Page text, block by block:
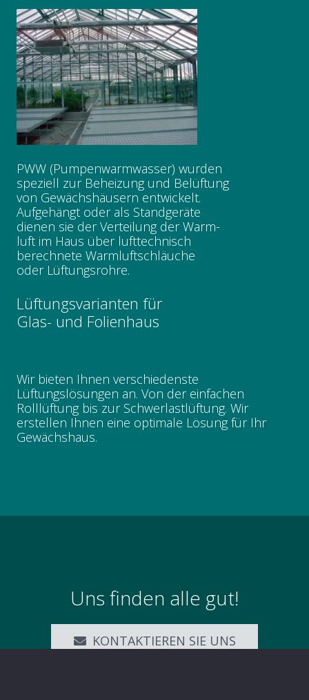
PWW (Pumpenwarmwasser) wurden
speziell zur Beheizung und Belüftung
von Gewächshäusern entwickelt.
Aufgehängt oder als Standgeräte
dienen sie der Verteilung der Warm-
luft im Haus über lufttechnisch
berechnete Warmluftschläuche
oder Lüftungsrohre.
Lüftungsvarianten für
Glas- und Folienhaus
Wir bieten Ihnen verschiedenste
Lüftungslösungen an. Von der einfachen
Rolllüftung bis zur Schwerlastlüftung. Wir
erstellen Ihnen eine optimale Lösung für Ihr
Gewächshaus.
Uns finden alle gut!
KONTAKTIEREN SIE UNS